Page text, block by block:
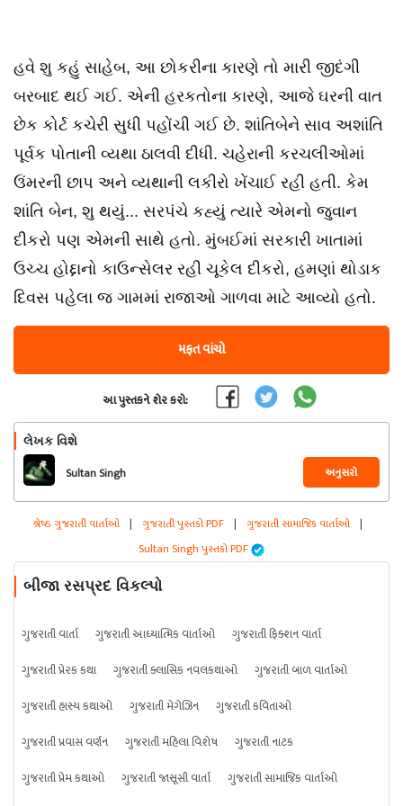
હવે શુ કહું સાહેબ, આ છોકરીના કારણે તો મારી જીદંગી
બરબાદ થઈ ગઈ. એની હરકતોના કારણે, આજે ઘરની વાત
છેક કોર્ટ કચેરી સુધી પહોંચી ગઈ છે. શાંતિબેને સાવ અશાંતિ
પૂર્વક પોતાની વ્યથા ઠાલવી દીધી. ચહેરાની કરચલીઓમાં
ઉંમરની છાપ અને વ્યથાની લકીરો ખેંચાઈ રહી હતી. કેમ
શાંતિ બેન, શુ થયું... સરપંચે કહ્યું ત્યારે એમનો જુવાન
દીકરો પણ એમની સાથે હતો. મુંબઈમાં સરકારી ખાતામાં
ઉચ્ચ હોદ્દાનો કાઉન્સેલર રહી ચૂકેલ દીકરો, હમણાં થોડાક
દિવસ પહેલા જ ગામમાં રાજાઓ ગાળવા માટે આવ્યો હતો.
મફત વાંચો
આ પુસ્તકને શેર કરો:
લેખક વિશે
Sultan Singh અનુસરો
શ્રેષ્ઠ ગુજરાતી વાર્તાઓ | ગુજરાતી પુસ્તકો PDF | ગુજરાતી સામાજિક વાર્તાઓ |
Sultan Singh પુસ્તકો PDF
બીજા રસપ્રદ વિકલ્પો
ગુજરાતી વાર્તા ગુજરાતી આધ્યાત્મિક વાર્તાઓ
ગુજરાતી ફિક્શન વાર્તા
ગુજરાતી પ્રેરક કથા
ગુજરાતી ક્લાસિક નવલકથાઓ
ગુજરાતી બાળ વાર્તાઓ
ગુજરાતી હાસ્ય કથાઓ
ગુજરાતી મેગેઝિન
ગુજરાતી કવિતાઓ
ગુજરાતી પ્રવાસ વર્ણન
ગુજરાતી મહિલા વિશેષ
ગુજરાતી નાટક
ગુજરાતી પ્રેમ કથાઓ
ગુજરાતી જાસૂસી વાર્તા
ગુજરાતી સામાજિક વાર્તાઓ